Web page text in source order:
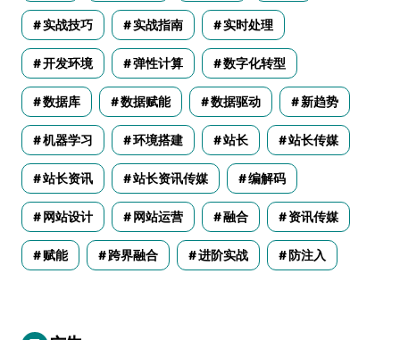
实战技巧 实战指南 实时处理
开发环境 弹性计算 数字化转型
数据库 数据赋能 数据驱动 新趋势
机器学习 环境搭建 站长 站长传媒
站长资讯 站长资讯传媒 编解码
网站设计 网站运营 融合 资讯传媒
赋能 跨界融合 进阶实战 防注入